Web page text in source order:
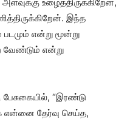
இந்த
என்று மூன்று
வேண்டும் என்று
“இரண்டு
என்னை தேர்வு செய்த,